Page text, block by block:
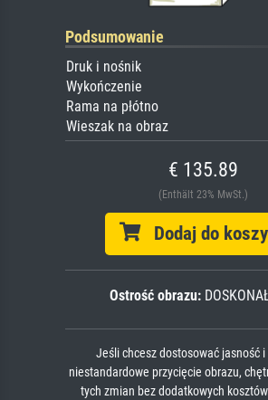
Podsumowanie
Druk i nośnik
Wykończenie
Rama na płótno
Wieszak na obraz
€ 135.89
(Enthält 23% MwSt.)
Dodaj do
Ostrość obrazu:
Jeśli chcesz dostosować jasność
niestandardowe przycięcie obrazu,
tych zmian bez dodatkowych